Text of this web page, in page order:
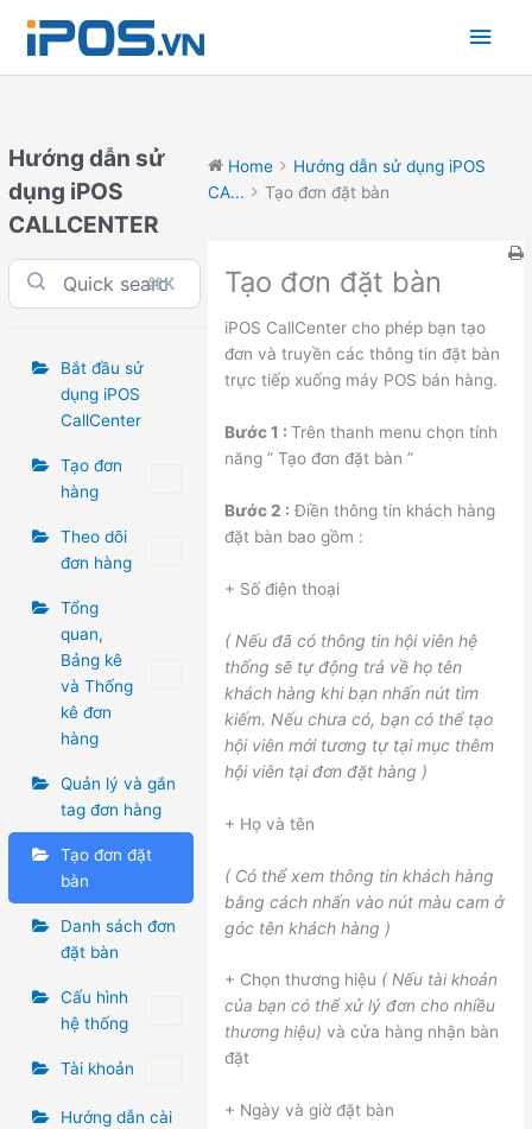
Main
Hướng dẫn sử
dụng iPOS
CALLCENTER
⌘K
Bắt đầu sử
dụng iPOS
CallCenter
Tạo đơn
hàng
Theo dõi
đơn hàng
Tổng
quan,
Bảng kê
và Thống
kê đơn
hàng
Quản lý và gắn
tag đơn hàng
Tạo đơn đặt
bàn
Danh sách đơn
đặt bàn
Cấu hình
hệ thống
Tài khoản
Hướng dẫn cài
Home
Hướng dẫn sử dụng iPOS
CA...
Tạo đơn đặt bàn
Tạo đơn đặt bàn
iPOS CallCenter cho phép bạn tạo
đơn và truyền các thông tin đặt bàn
trực tiếp xuống máy POS bán hàng.
Bước 1 : Trên thanh menu chọn tính
năng ” Tạo đơn đặt bàn ”
Bước 2 : Điền thông tin khách hàng
đặt bàn bao gồm :
+ Số điện thoại
( Nếu đã có thông tin hội viên hệ
thống sẽ tự động trả về họ tên
khách hàng khi bạn nhấn nút tìm
kiếm. Nếu chưa có, bạn có thể tạo
hội viên mới tương tự tại mục thêm
hội viên tại đơn đặt hàng )
+ Họ và tên
( Có thể xem thông tin khách hàng
bằng cách nhấn vào nút màu cam ở
góc tên khách hàng )
+ Chọn thương hiệu ( Nếu tài khoản
của bạn có thể xử lý đơn cho nhiều
thương hiệu) và cửa hàng nhận bàn
đặt
+ Ngày và giờ đặt bàn